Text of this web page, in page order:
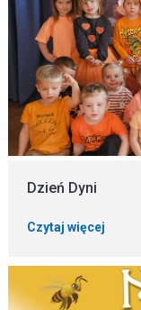
Dzień Dyni
Czytaj więcej